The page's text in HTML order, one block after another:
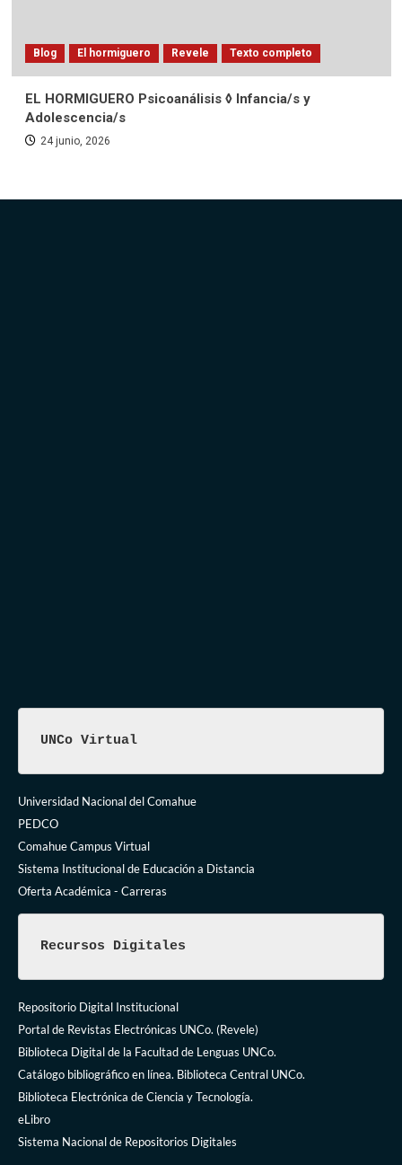
Blog El hormiguero Revele Texto completo
EL HORMIGUERO Psicoanálisis ◊ Infancia/s y
Adolescencia/s
24 junio, 2026
UNCo Virtual
Universidad Nacional del Comahue
PEDCO
Comahue Campus Virtual
Sistema Institucional de Educación a Distancia
Oferta Académica - Carreras
Recursos Digitales
Repositorio Digital Institucional
Portal de Revistas Electrónicas UNCo. (Revele)
Biblioteca Digital de la Facultad de Lenguas UNCo.
Catálogo bibliográfico en línea. Biblioteca Central UNCo.
Biblioteca Electrónica de Ciencia y Tecnología.
eLibro
Sistema Nacional de Repositorios Digitales